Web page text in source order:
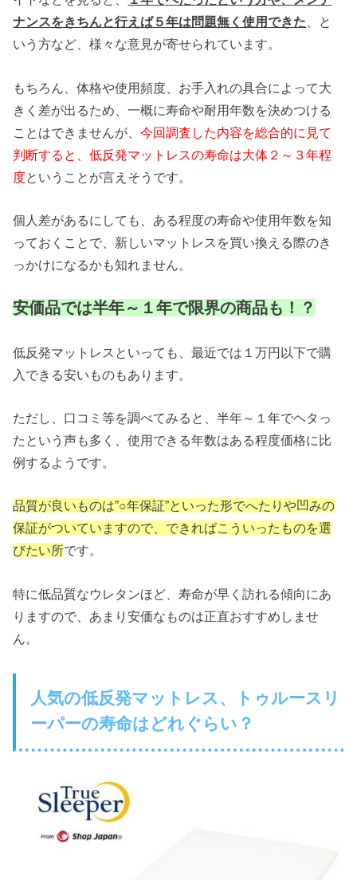
ナンスをきちんと行えば５年は問題無く使用できた 、と
いう方など、様々な意見が寄せられています。
もちろん、体格や使用頻度、お手入れの具合によって大
きく差が出るため、一概に寿命や耐用年数を決めつける
ことはできませんが、今回調査した内容を総合的に見て
判断すると、低反発マットレスの寿命は大体２～３年程
度ということが言えそうです。
個人差があるにしても、ある程度の寿命や使用年数を知
っておくことで、新しいマットレスを買い換える際のき
っかけになるかも知れません。
安価品では半年～１年で限界の商品も！？
低反発マットレスといっても、最近では１万円以下で購
入できる安いものもあります。
ただし、口コミ等を調べてみると、半年～１年でヘタっ
たという声も多く、使用できる年数はある程度価格に比
例するようです。
品質が良いものは”○年保証”といった形でへたりや凹みの
保証がついていますので、できればこういったものを選
びたい所です。
特に低品質なウレタンほど、寿命が早く訪れる傾向にあ
りますので、あまり安価なものは正直おすすめしませ
ん。
人気の低反発マットレス、トゥルースリ
ーパーの寿命はどれぐらい？